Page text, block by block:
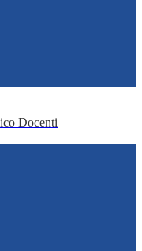
Docenti